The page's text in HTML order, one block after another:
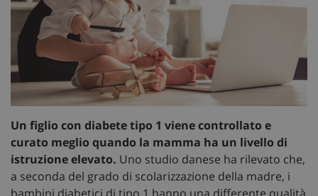
Un figlio con diabete tipo 1 viene controllato e
curato meglio quando la mamma ha un livello di
istruzione elevato. Uno studio danese ha rilevato che,
a seconda del grado di scolarizzazione della madre, i